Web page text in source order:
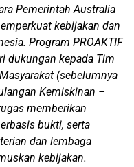
Pemerintah Australia
kebijakan dan
Program PROAKTIF
dukungan kepada Tim
(sebelumnya
Kemiskinan –
memberikan
bukti, serta
dan lembaga
kebijakan.